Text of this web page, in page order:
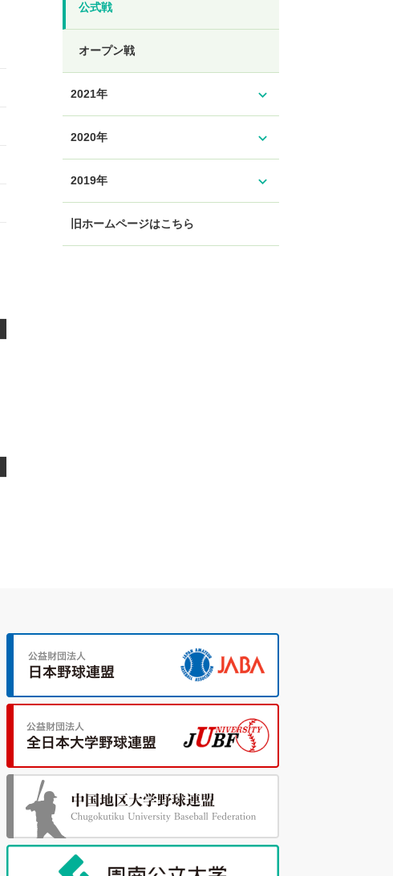
公式戦
オープン戦
2021年 expand_more
2020年 expand_more
2019年 expand_more
旧ホームページはこちら